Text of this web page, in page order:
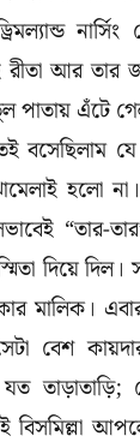
রীতা আর তার
পাতায় এঁটে
যে
হলো
“তার-
দিয়ে
মালিক।
বেশ
তাড়াতাড়ি;
বিসমিল্লা